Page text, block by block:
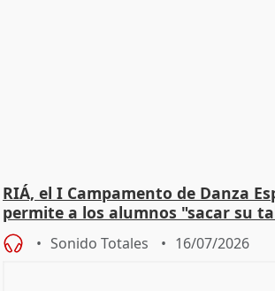
RIÁ, el I Campamento de Danza
permite a los alumnos "sacar su
piel"
Sonido Totales 16/07/2026